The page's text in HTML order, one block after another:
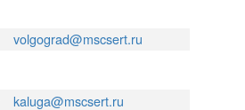
volgograd@mscsert.ru
kaluga@mscsert.ru